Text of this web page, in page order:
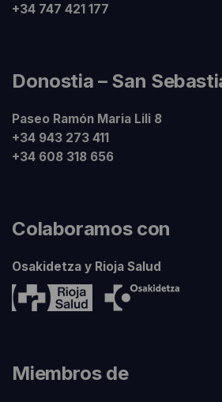
+34 747 421 177
Donostia – San
Paseo Ramón Maria Lili 8
+34 943 273 411
+34 608 318 656
Colaboramos con
Osakidetza y Rioja Salud
Miembros de